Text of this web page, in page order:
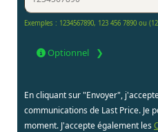
Exemples : 1234567890, 123 456 7890 ou
Optionnel
En cliquant sur "Envoyer",
communications de Last Price. Je
moment. J'accepte également les